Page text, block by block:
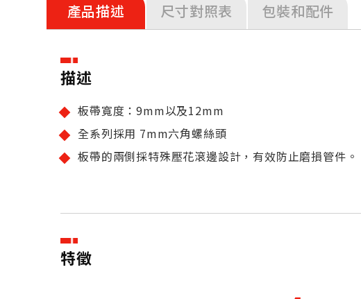
產品描述 尺寸對照表 包裝和配件
描述
板帶寬度：9mm以及12mm
全系列採用 7mm六角螺絲頭
板帶的兩側採特殊壓花滾邊設計，有效防止磨損管件。
特徵